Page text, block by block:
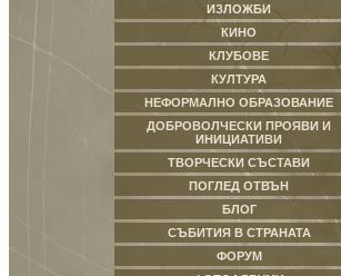
ИЗЛОЖБИ
КИНО
КЛУБОВЕ
КУЛТУРА
НЕФОРМАЛНО ОБРАЗОВАНИЕ
ДОБРОВОЛЧЕСКИ ПРОЯВИ И
ИНИЦИАТИВИ
ТВОРЧЕСКИ СЪСТАВИ
ПОГЛЕД ОТВЪН
БЛОГ
СЪБИТИЯ В СТРАНАТА
ФОРУМ